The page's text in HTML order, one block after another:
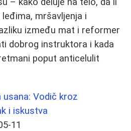
mršavljenja i
između mat i reformer
dobrog instruktora i kada
poput anticelulit
Vodič kroz
i iskustva
11